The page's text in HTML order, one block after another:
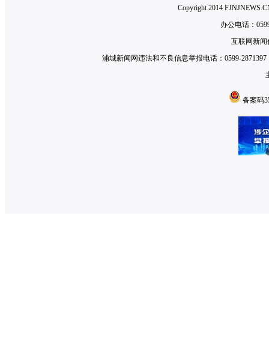
Copyright 2014
办公电话：
互联网新闻
浦城新闻网违法和不良信息举报电话：0599-
备案码